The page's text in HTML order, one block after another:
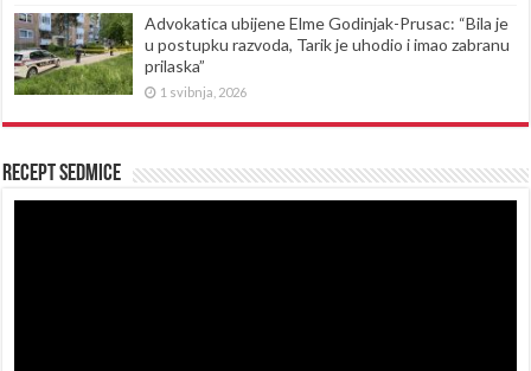
Advokatica ubijene Elme Godinjak-Prusac: “Bila je
u postupku razvoda, Tarik je uhodio i imao zabranu
prilaska”
1 svibnja, 2026
Recept sedmice